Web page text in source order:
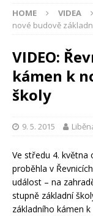
HOME VIDEA
nové budově
VIDEO:
kámen k
školy
9. 5. 2015
Ve středu 4. května
proběhla v
událost – na
stupně základní
základního kámen